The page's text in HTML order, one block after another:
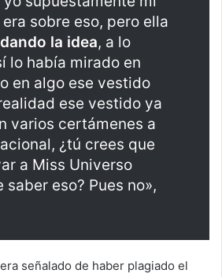
sobre eso, pero ella
la idea, a lo
lo había mirado en
en algo ese vestido
ese vestido ya
varios certámenes a
¿tú crees que
a Miss Universo
saber eso? Pues no»,
señalado de haber plagiado el